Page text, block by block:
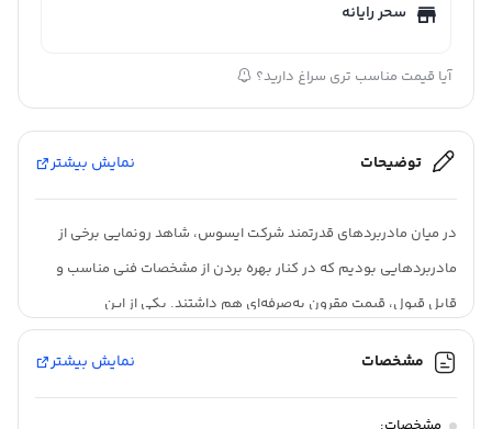
سحر رایانه
آیا قیمت مناسب تری سراغ دارید؟
توضیحات نمایش بیشتر
در میان مادربرد‌های قدرتمند شرکت ایسوس، شاهد رونمایی برخی از
مادربردهایی بودیم که در کنار بهره بردن از مشخصات فنی مناسب و
قابل قبول، قیمت مقرون به‌صرفه‌ای هم داشتند. یکی از این
مشخصات فنی و البته قیمت در نظر گرفته شده، در این بازه قیمتی،
مشخصات نمایش بیشتر